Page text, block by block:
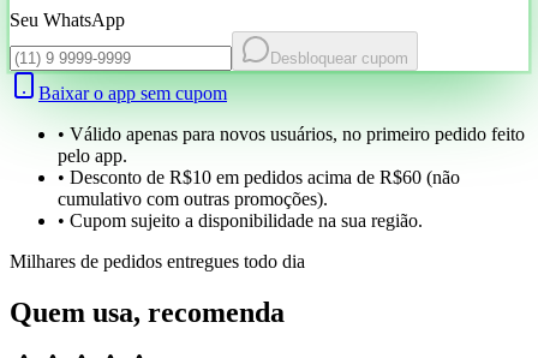
Seu WhatsApp
Desbloquear cupom
Baixar o app sem cupom
• Válido apenas para novos usuários, no primeiro pedido feito
pelo app.
• Desconto de R$10 em pedidos acima de R$60 (não
cumulativo com outras promoções).
• Cupom sujeito a disponibilidade na sua região.
Milhares de pedidos entregues todo dia
Quem usa, recomenda